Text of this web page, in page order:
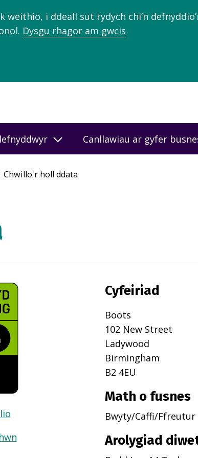
weithio, i ddeall sut rydych chi’n
Dysgu rhagor am gwcis
Canllawiau ar gyfer
Chwillo'r holl ddata
Cyfeiriad
Boots
102 New Street
Ladywood
Birmingham
B2 4EU
Math o fusnes
Bwyty/Caffi/Ffreutur
Arolygiad